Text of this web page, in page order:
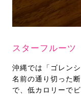
スターフルーツ
沖縄では「ゴレン
名前の通り切った
で、低カロリーで